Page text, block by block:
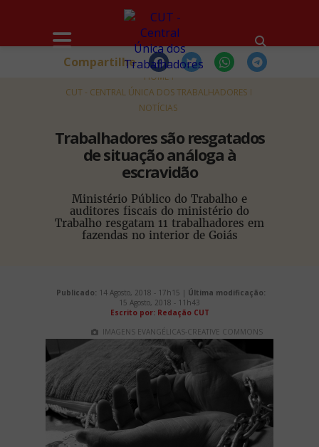
HOME
CUT - CENTRAL ÚNICA DOS TRABALHADORES
NOTÍCIAS
Trabalhadores são resgatados
de situação análoga à
escravidão
Ministério Público do Trabalho e
auditores fiscais do ministério do
Trabalho resgatam 11 trabalhadores em
fazendas no interior de Goiás
Compartilhe
Publicado: 14 Agosto, 2018 - 17h15 | Última modificação:
15 Agosto, 2018 - 11h43
Escrito por: Redação CUT
IMAGENS EVANGÉLICAS-CREATIVE COMMONS